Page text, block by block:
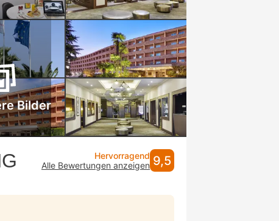
Bilder
Hervorragend
Alle Bewertungen anzeigen 9,5